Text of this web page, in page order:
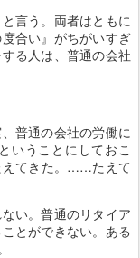
言う。両者はともに
合い』がちがいすぎ
る人は、普通の会社
普通の会社の労働に
いうことにしておこ
えてきた。……たえて
い。普通のリタイア
とができない。ある